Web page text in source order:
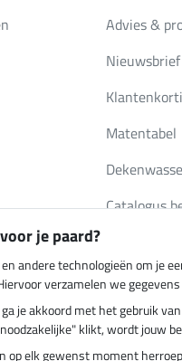
Advies &
Nieuwsbrief
Matentabel
Catalogus
Verzending
je paard?
andere technologieën om je
verzamelen we
je akkoord met het gebruik
klikt, wordt jouw
op elk gewenst moment